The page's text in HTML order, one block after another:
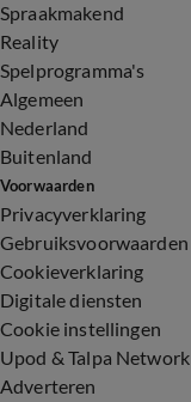
Spraakmakend
Reality
Spelprogramma's
Algemeen
Nederland
Buitenland
Voorwaarden
Privacyverklaring
Gebruiksvoorwaarden
Cookieverklaring
Digitale diensten
Cookie instellingen
Upod & Talpa Network
Adverteren